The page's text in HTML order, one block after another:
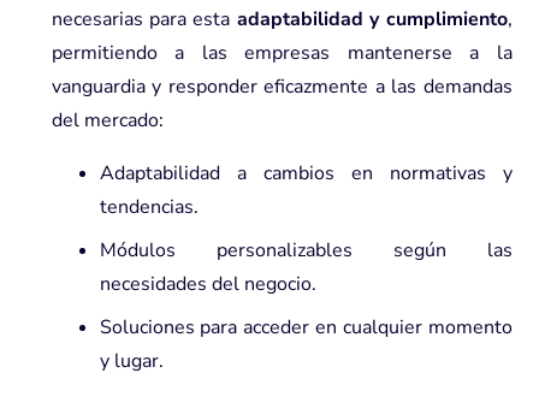
necesarias para esta adaptabilidad y cumplimiento,
permitiendo a las empresas mantenerse a la
vanguardia y responder eficazmente a las demandas
del mercado:
Adaptabilidad a cambios en normativas y
tendencias.
Módulos personalizables según las
necesidades del negocio.
Soluciones para acceder en cualquier momento
y lugar.